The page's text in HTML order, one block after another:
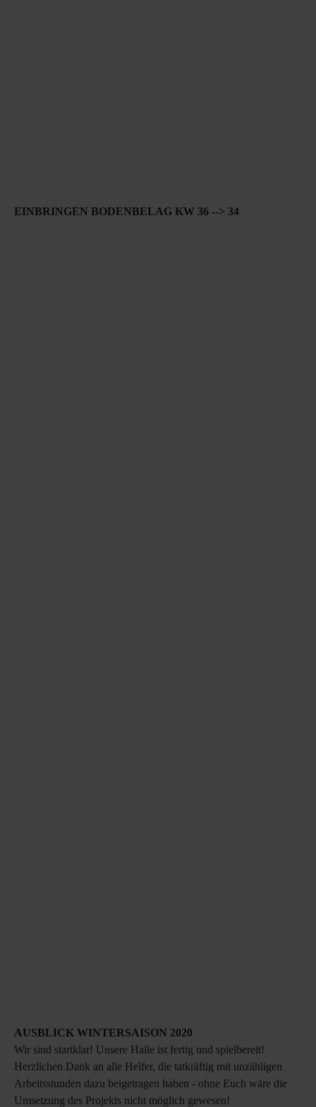
EINBRINGEN BODENBELAG KW 36 --> 34
AUSBLICK WINTERSAISON 2020
Wir sind startklar! Unsere Halle ist fertig und spielbereit!
Herzlichen Dank an alle Helfer, die tatkräftig mit unzähligen
Arbeitsstunden dazu beigetragen haben - ohne Euch wäre die
Umsetzung des Projekts nicht möglich gewesen!